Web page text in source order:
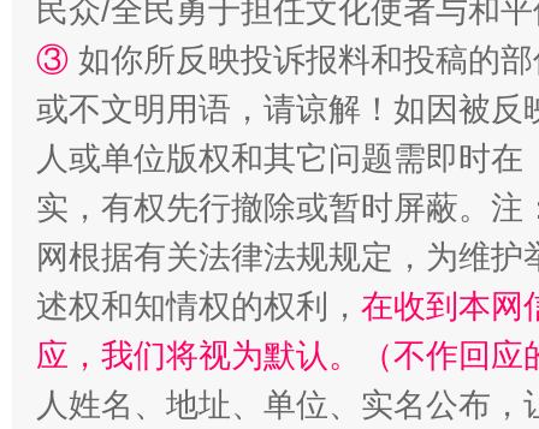
漫山遍野的桃花与雪山、麦地、白藏房
民众/全民勇于担任文化使者与和
③ 如你所反映投诉报料和投稿的
或不文明用语，请谅解！如因被
人或单位版权和其它问题需即时在
实，有权先行撤除或暂时屏蔽。
网根据有关法律法规规定，为维
述权和知情权的权利， 在收到本网
应，我们将视为默认。（不作回应
人姓名、地址、单位、实名公布